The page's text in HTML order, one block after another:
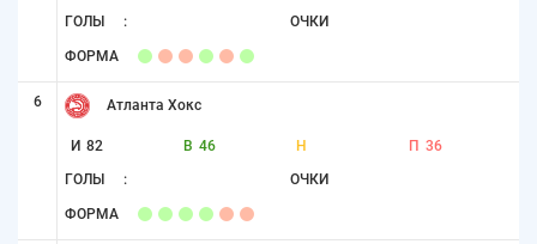
ГОЛЫ : ОЧКИ
ФОРМА
6 Атланта Хокс
И 82 В 46 Н П 36
ГОЛЫ : ОЧКИ
ФОРМА